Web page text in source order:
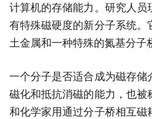
计算机的存储能力。研究人员
有特殊磁硬度的新分子系统。
土金属和一种特殊的氮基分子
一个分子是否适合成为磁存储
磁化和抵抗消磁的能力，也被
和化学家用通过分子桥相互磁